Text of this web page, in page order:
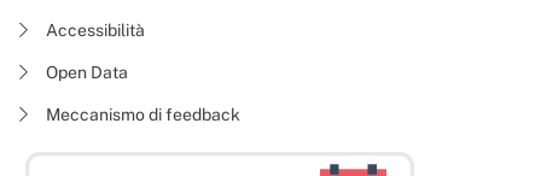
Accessibilità
Open Data
Meccanismo di feedback